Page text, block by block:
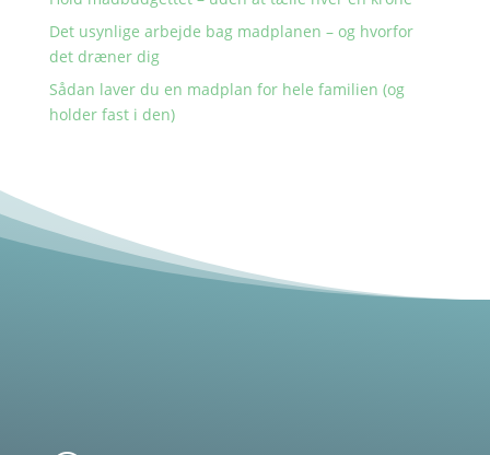
Det usynlige arbejde bag madplanen – og hvorfor
det dræner dig
Sådan laver du en madplan for hele familien (og
holder fast i den)